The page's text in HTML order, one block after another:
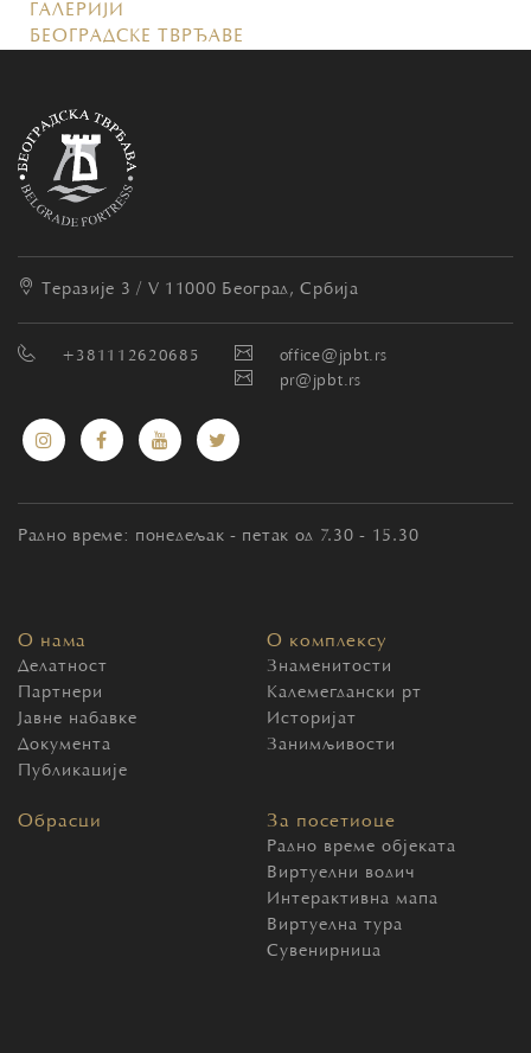
ГАЛЕРИЈИ
БЕОГРАДСКЕ ТВРЂАВЕ
Теразије 3 / V 11000 Београд, Србија
+381112620685
office@jpbt.rs
pr@jpbt.rs
Радно време: понедељак - петак од 7.30 - 15.30
О нама
Делатност
Партнери
Јавне набавке
Документа
Публикације
О комплексу
Знаменитости
Калемегдански рт
Историјат
Занимљивости
Обрасци За посетиоце
Радно време објеката
Виртуелни водич
Интерактивна мапа
Виртуелна тура
Сувенирница